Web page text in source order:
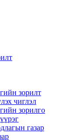
зорилт
чиглэл
зорилго
газар